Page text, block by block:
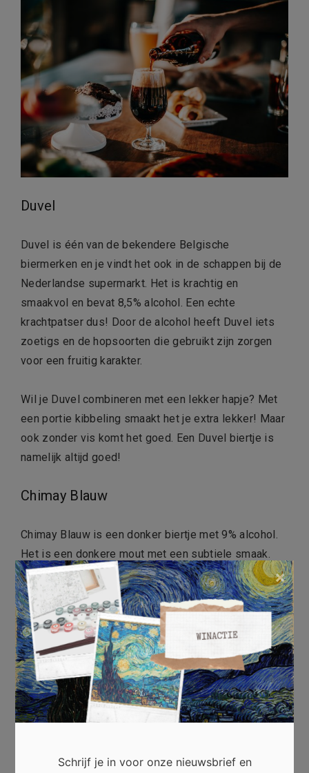
Duvel
Duvel is één van de bekendere Belgische
biermerken en je vindt het ook in de schappen bij de
Nederlandse supermarkt. Het is krachtig en
smaakvol en bevat 8,5% alcohol. Een echte
krachtpatser dus! Door de alcohol heeft Duvel iets
zoetigs en de hopsoorten die gebruikt zijn zorgen
voor een fruitig karakter.
Wil je Duvel combineren met een lekker hapje? Met
een portie kibbeling smaakt het je extra lekker! Maar
ook zonder vis komt het goed. Een Duvel biertje is
namelijk altijd goed!
Chimay Blauw
Chimay Blauw is een donker biertje met 9% alcohol.
Het is een donkere mout met een subtiele smaak.
Als je goed proeft, proef je zelfs een vleugje
karamel en toffee. Dat geeft deze koning van Chimay
een verrassende smaak!
Wist je dat je Chimay Blauw ook kunt laten rijpen?
Wie het bier wat langer laat liggen, krijgt daar een wat
zoeter en zachter drankje voor terug. Dat is je geduld
meer dan waard!
Schrijf je in voor onze nieuwsbrief en
×